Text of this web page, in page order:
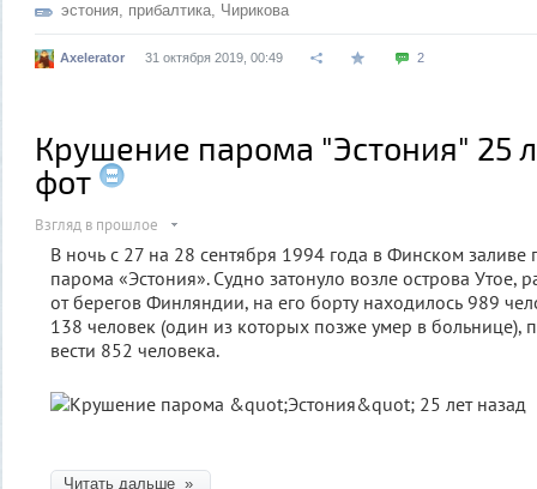
эстония, прибалтика, Чирикова
Axelerator 31 октября 2019, 00:49 2
Крушение парома "Эстония" 25
фот
Взгляд в прошлое
В ночь с 27 на 28 сентября 1994 года в Финском
парома «Эстония». Судно затонуло возле острова Утое,
от берегов Финляндии, на его борту находилось 989
138 человек (один из которых позже умер в больнице),
вести 852 человека.
Читать дальше »